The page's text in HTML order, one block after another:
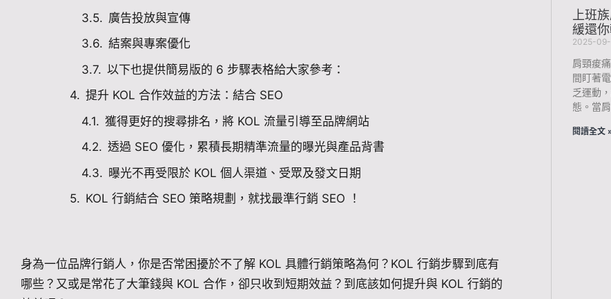
廣告投放與宣傳
結案與專案優化
以下也提供簡易版的 6 步驟表格給大家參考：
提升 KOL 合作效益的方法：結合 SEO
獲得更好的搜尋排名，將 KOL 流量引導至品牌網站
透過 SEO 優化，累積長期精準流量的曝光與產品背書
曝光不再受限於 KOL 個人渠道、受眾及發文日期
KOL 行銷結合 SEO 策略規劃，就找最準行銷 SEO ！
身為一位品牌行銷人，你是否常困擾於不了解 KOL 具體行銷策略為何？KOL 行銷步驟到底有
哪些？又或是常花了大筆錢與 KOL 合作，卻只收到短期效益？到底該如何提升與 KOL 行銷的
上班
緩還
2025-
肩頸痠
間盯著
乏運動
態。當
閱讀全文